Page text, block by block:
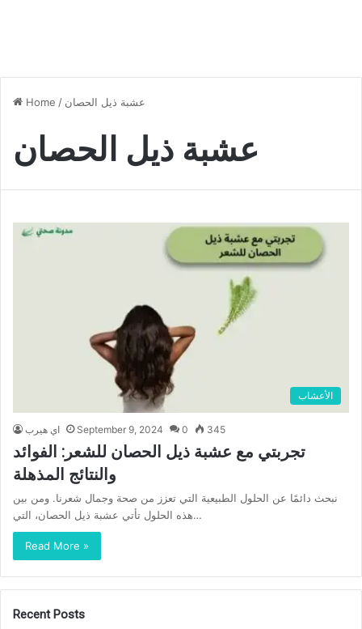
Home / عشبة ذيل الحصان
عشبة ذيل الحصان
الأعشاب
اي هيرب September 9, 2024 0 345
تجربتي مع عشبة ذيل الحصان للشعر: الفوائد
والنتائج المذهلة
نبحث دائمًا عن الحلول الطبيعية التي تعزز من صحة وجمال شعرنا. ومن بين
هذه الحلول تأتي عشبة ذيل الحصان، التي…
Read More »
Recent Posts